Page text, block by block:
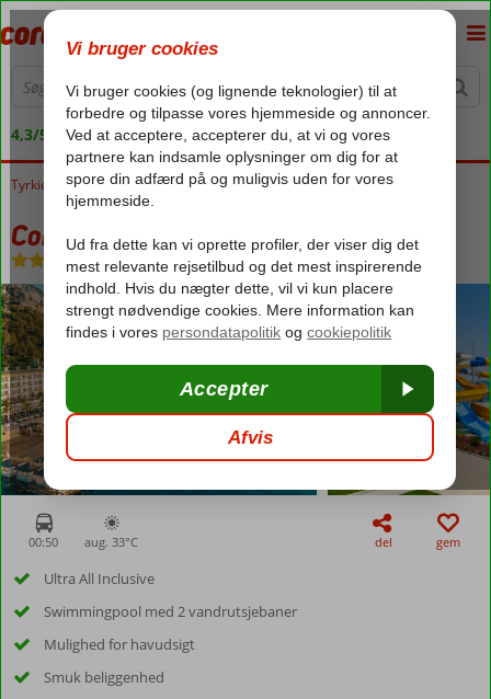
4,3/5 på Trustpilot
Forside
Tyrkiet Tyrkiets sydkyst Kemer Beldibi Corendon Playa Kemer
Corendon Playa Kemer
Ultra All Inclusive- Hotel
00:50 aug. 33°C del gem
Ultra All Inclusive
Swimmingpool med 2 vandrutsjebaner
Mulighed for havudsigt
Smuk beliggenhed